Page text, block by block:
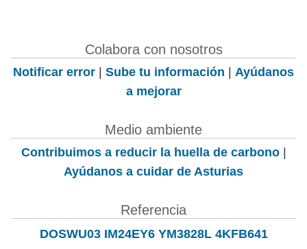
Colabora con nosotros
Notificar error | Sube tu información | Ayúdanos
a mejorar
Medio ambiente
Contribuimos a reducir la huella de carbono|
Ayúdanos a cuidar de Asturias
Referencia
DOSWU03 IM24EY6 YM3828L 4KFB641